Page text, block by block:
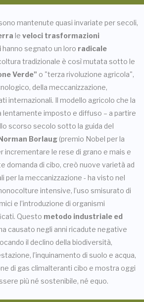
mantenute quasi invariate per secoli,
le veloci trasformazioni
hanno segnato un loro radicale
tradizionale è così mutata sotto le
Verde" o "terza rivoluzione agricola",
della meccanizzazione,
internazionali. Il modello agricolo che la
lentamente imposto e diffuso – a partire
scorso secolo sotto la guida del
Borlaug (premio Nobel per la
incrementare le rese di grano e mais e
domanda di cibo, creò nuove varietà ad
per la meccanizzazione - ha visto nel
intensive, l’uso smisurato di
e l’introduzione di organismi
Questo metodo industriale ed
causato negli anni ricadute negative
il declino della biodiversità,
l’inquinamento di suolo e acqua,
di gas climalteranti cibo e mostra oggi
più né sostenibile, né equo.